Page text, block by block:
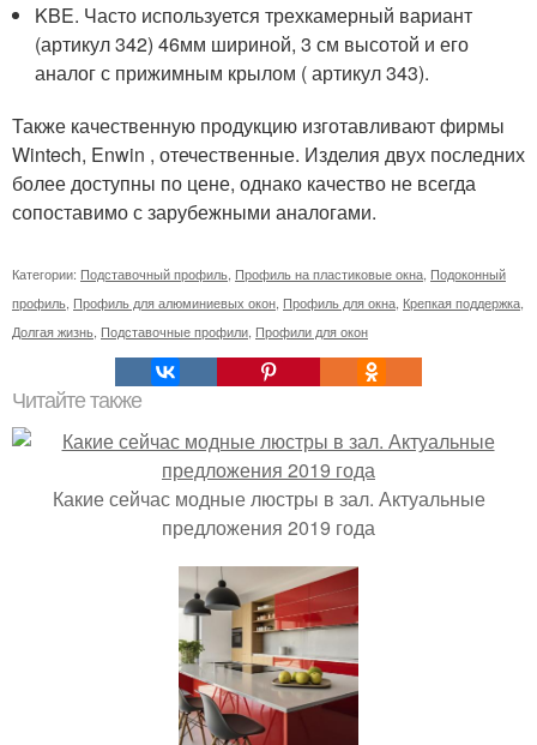
KBE. Часто используется трехкамерный вариант
(артикул 342) 46мм шириной, 3 см высотой и его
аналог с прижимным крылом ( артикул 343).
Также качественную продукцию изготавливают фирмы
Wintech, Enwin , отечественные. Изделия двух последних
более доступны по цене, однако качество не всегда
сопоставимо с зарубежными аналогами.
Категории: Подставочный профиль, Профиль на пластиковые окна, Подоконный
профиль, Профиль для алюминиевых окон, Профиль для окна, Крепкая поддержка,
Долгая жизнь, Подставочные профили, Профили для окон
Читайте также
Какие сейчас модные люстры в зал. Актуальные
предложения 2019 года